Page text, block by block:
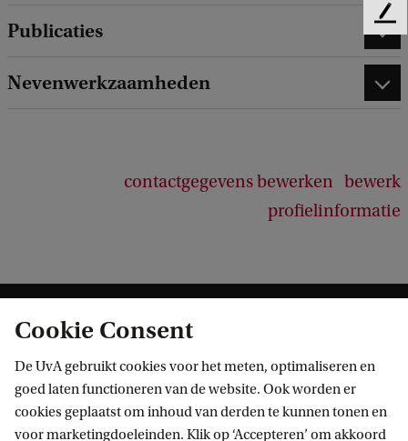
Publicaties
Nevenwerkzaamheden
contactgegevens bewerken bewerk
profielinformatie
Informatie voor
Cookie Consent
De UvA gebruikt cookies voor het meten, optimaliseren en
goed laten functioneren van de website. Ook worden er
cookies geplaatst om inhoud van derden te kunnen tonen en
voor marketingdoeleinden. Klik op ‘Accepteren’ om akkoord
F
e
d
b